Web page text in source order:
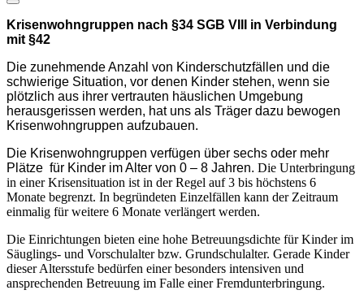
Krisenwohngruppen nach §34 SGB VIII in Verbindung
mit §42
Die zunehmende Anzahl von Kinderschutzfällen und die
schwierige Situation, vor denen Kinder stehen, wenn sie
plötzlich aus ihrer vertrauten häuslichen Umgebung
herausgerissen werden, hat uns als Träger dazu bewogen
Krisenwohngruppen aufzubauen.
Die Krisenwohngruppen verfügen über sechs oder mehr
Plätze für Kinder im Alter von 0 – 8 Jahren. Die Unterbringung
in einer Krisensituation ist in der Regel auf 3 bis höchstens 6
Monate begrenzt. In begründeten Einzelfällen kann der Zeitraum
einmalig für weitere 6 Monate verlängert werden.
Die Einrichtungen bieten eine hohe Betreuungsdichte für Kinder im
Säuglings- und Vorschulalter bzw. Grundschulalter. Gerade Kinder
dieser Altersstufe bedürfen einer besonders intensiven und
ansprechenden Betreuung im Falle einer Fremdunterbringung.